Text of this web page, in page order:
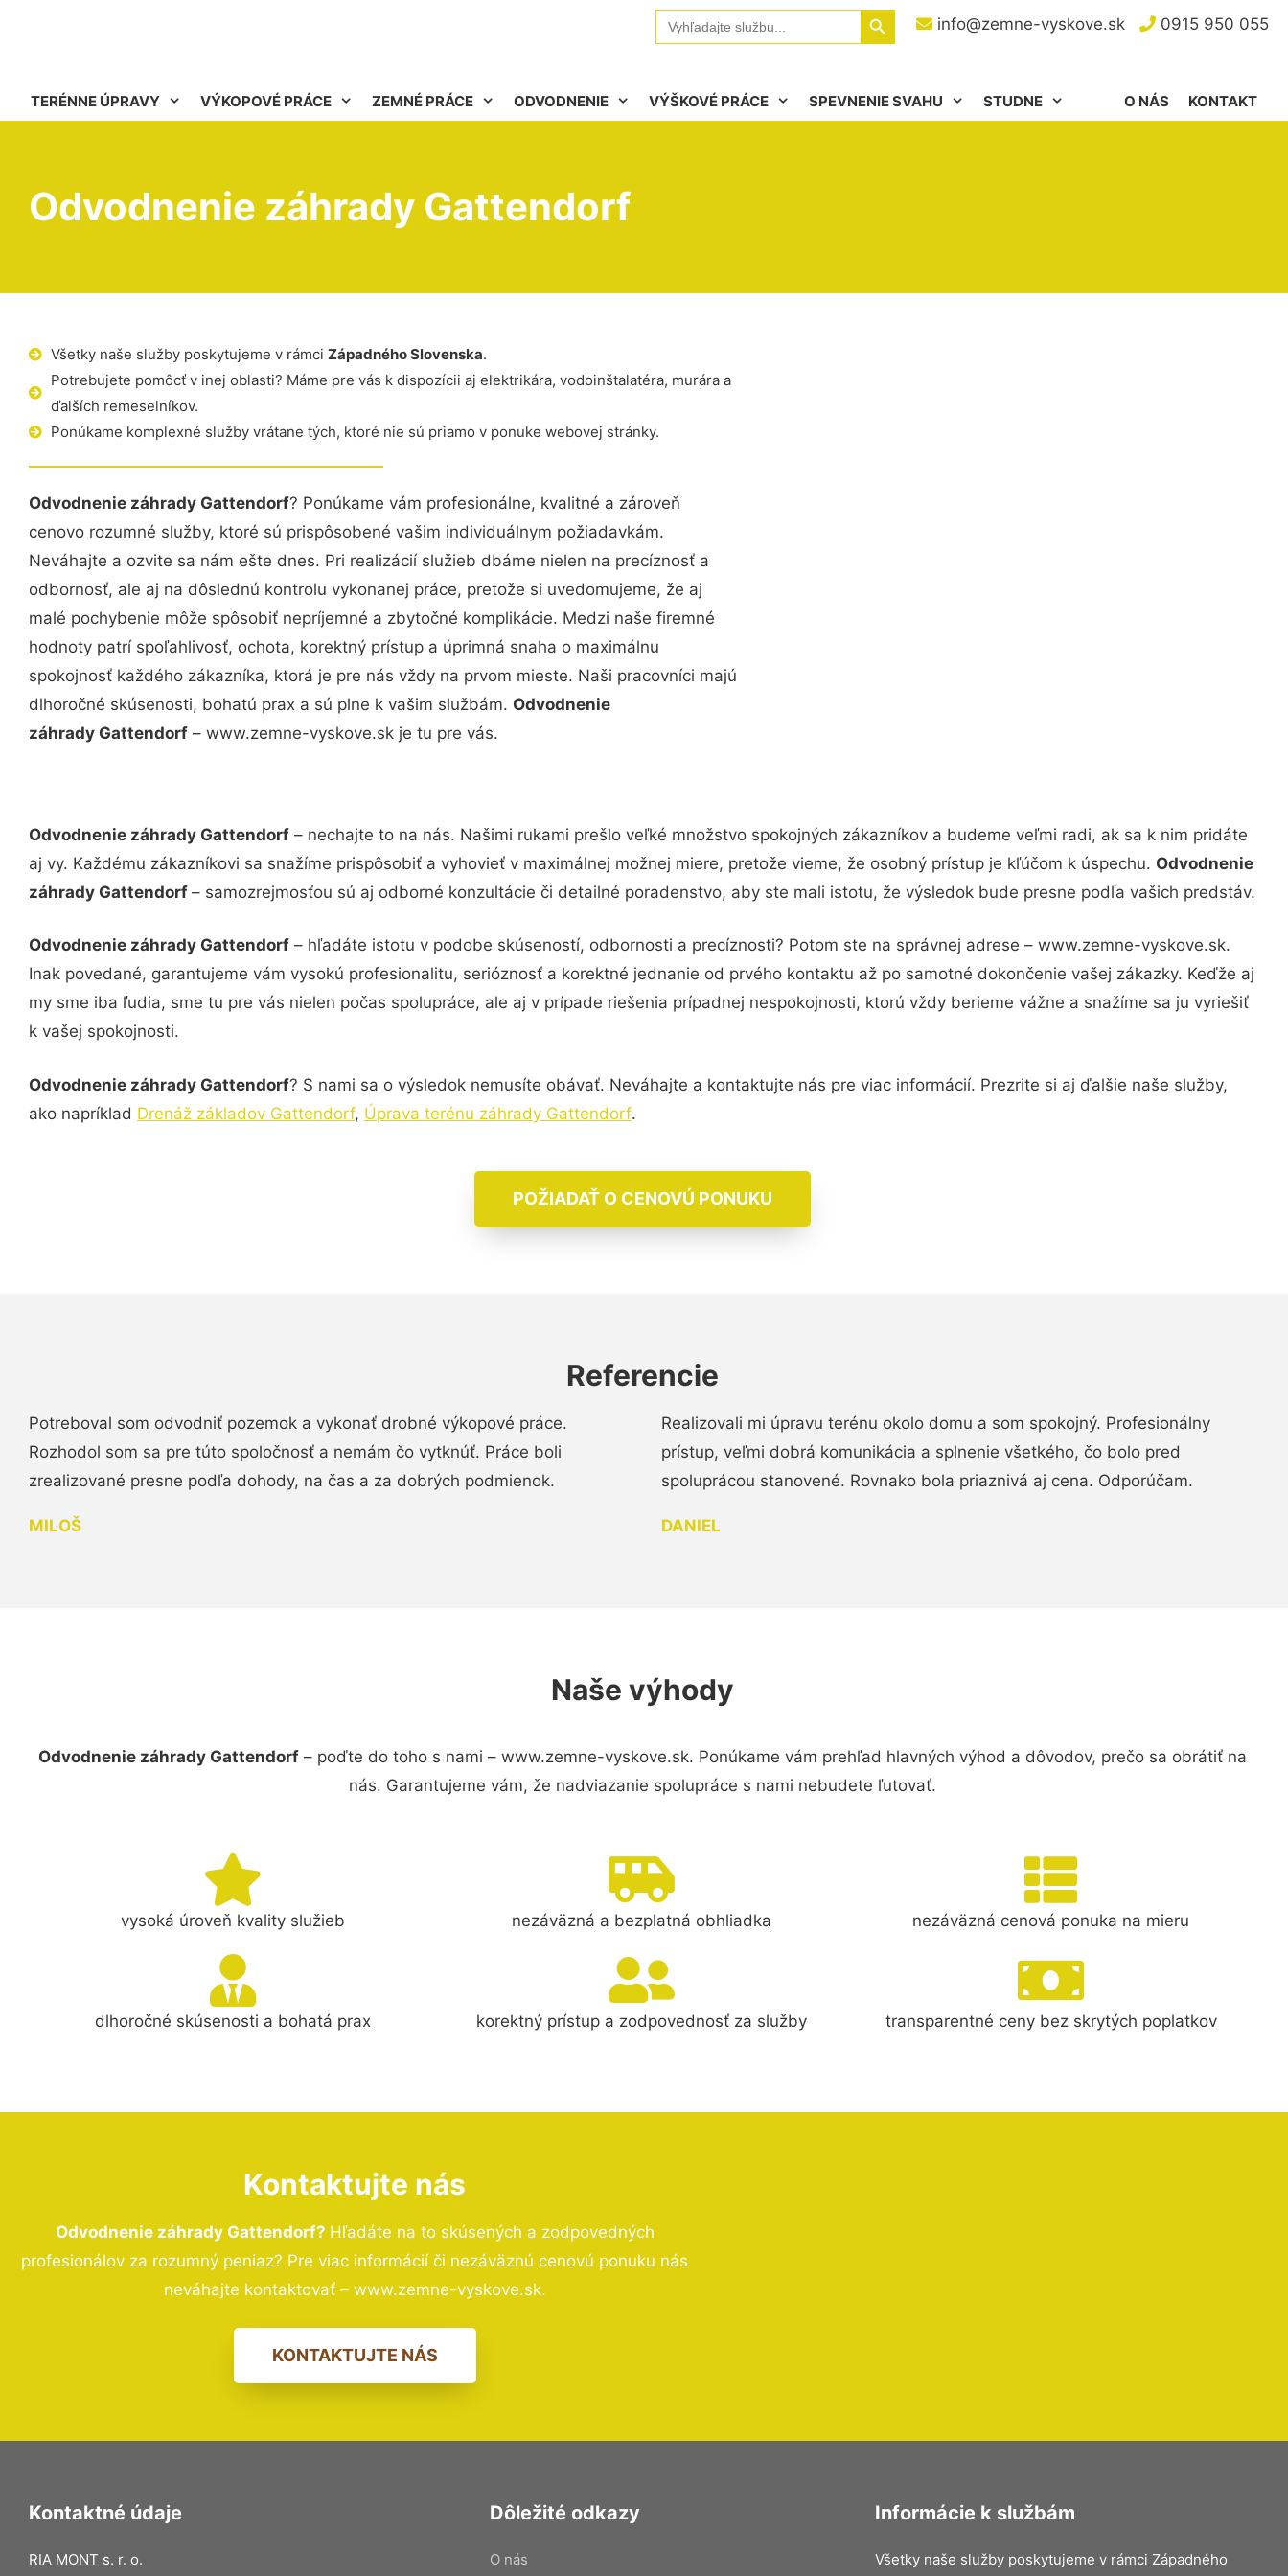
info@zemne-vyskove.sk 0915 950 055
Search
for:
Search Button
TERÉNNE ÚPRAVY VÝKOPOVÉ PRÁCE ZEMNÉ PRÁCE ODVODNENIE VÝŠKOVÉ PRÁCE SPEVNENIE SVAHU STUDNE KONTAKT
O NÁS
Odvodnenie záhrady Gattendorf
Všetky naše služby poskytujeme v rámci Západného Slovenska.
Potrebujete pomôcť v inej oblasti? Máme pre vás k dispozícii aj elektrikára, vodoinštalatéra, murára a
ďalších remeselníkov.
Ponúkame komplexné služby vrátane tých, ktoré nie sú priamo v ponuke webovej stránky.
Odvodnenie záhrady Gattendorf? Ponúkame vám profesionálne, kvalitné a zároveň
cenovo rozumné služby, ktoré sú prispôsobené vašim individuálnym požiadavkám.
Neváhajte a ozvite sa nám ešte dnes. Pri realizácií služieb dbáme nielen na precíznosť a
odbornosť, ale aj na dôslednú kontrolu vykonanej práce, pretože si uvedomujeme, že aj
malé pochybenie môže spôsobiť nepríjemné a zbytočné komplikácie. Medzi naše firemné
hodnoty patrí spoľahlivosť, ochota, korektný prístup a úprimná snaha o maximálnu
spokojnosť každého zákazníka, ktorá je pre nás vždy na prvom mieste. Naši pracovníci majú
dlhoročné skúsenosti, bohatú prax a sú plne k vašim službám. Odvodnenie
záhrady Gattendorf – www.zemne-vyskove.sk je tu pre vás.
Odvodnenie záhrady Gattendorf – nechajte to na nás. Našimi rukami prešlo veľké množstvo spokojných zákazníkov a budeme veľmi radi, ak sa k nim pridáte
aj vy. Každému zákazníkovi sa snažíme prispôsobiť a vyhovieť v maximálnej možnej miere, pretože vieme, že osobný prístup je kľúčom k úspechu. Odvodnenie
záhrady Gattendorf – samozrejmosťou sú aj odborné konzultácie či detailné poradenstvo, aby ste mali istotu, že výsledok bude presne podľa vašich predstáv.
Odvodnenie záhrady Gattendorf – hľadáte istotu v podobe skúseností, odbornosti a precíznosti? Potom ste na správnej adrese – www.zemne-vyskove.sk.
Inak povedané, garantujeme vám vysokú profesionalitu, serióznosť a korektné jednanie od prvého kontaktu až po samotné dokončenie vašej zákazky. Keďže aj
my sme iba ľudia, sme tu pre vás nielen počas spolupráce, ale aj v prípade riešenia prípadnej nespokojnosti, ktorú vždy berieme vážne a snažíme sa ju vyriešiť
k vašej spokojnosti.
Odvodnenie záhrady Gattendorf? S nami sa o výsledok nemusíte obávať. Neváhajte a kontaktujte nás pre viac informácií. Prezrite si aj ďalšie naše služby,
ako napríklad Drenáž základov Gattendorf, Úprava terénu záhrady Gattendorf.
POŽIADAŤ O CENOVÚ PONUKU
Referencie
Potreboval som odvodniť pozemok a vykonať drobné výkopové práce.
Rozhodol som sa pre túto spoločnosť a nemám čo vytknúť. Práce boli
zrealizované presne podľa dohody, na čas a za dobrých podmienok.
MILOŠ
Realizovali mi úpravu terénu okolo domu a som spokojný. Profesionálny
prístup, veľmi dobrá komunikácia a splnenie všetkého, čo bolo pred
spoluprácou stanovené. Rovnako bola priaznivá aj cena. Odporúčam.
DANIEL
Naše výhody
Odvodnenie záhrady Gattendorf– poďte do toho s nami – www.zemne-vyskove.sk. Ponúkame vám prehľad hlavných výhod a dôvodov, prečo sa obrátiť na
nás. Garantujeme vám, že nadviazanie spolupráce s nami nebudete ľutovať.
vysoká úroveň kvality služieb nezáväzná a bezplatná obhliadka nezáväzná cenová ponuka na mieru
dlhoročné skúsenosti a bohatá prax korektný prístup a zodpovednosť za služby transparentné ceny bez skrytých poplatkov
Kontaktujte nás
Odvodnenie záhrady Gattendorf? Hľadáte na to skúsených a zodpovedných
profesionálov za rozumný peniaz? Pre viac informácií či nezáväznú cenovú ponuku nás
neváhajte kontaktovať – www.zemne-vyskove.sk.
KONTAKTUJTE NÁS
Kontaktné údaje
RIA MONT s. r. o.
Dôležité odkazy
O nás
Informácie k službám
Všetky naše služby poskytujeme v rámci Západného